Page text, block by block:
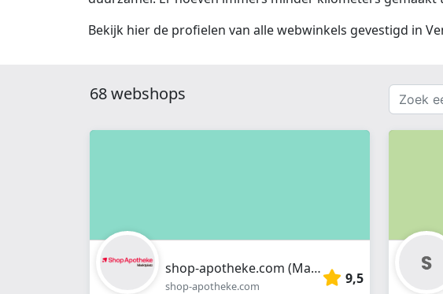
Bekijk hier de profielen van alle webwinkels gevestigd in
68 webshops
Zoek
een
webshop
shop-apotheke.com (Marktplatz)
shop-apotheke.com 9,5